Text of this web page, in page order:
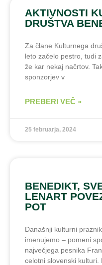
AKTIVNOSTI
DRUŠTVA
Za člane Kulturnega
leto začelo pestro, tudi
že kar nekaj načrtov.
sponzorjev v
PREBERI VEČ »
25 februarja, 2024
BENEDIKT,
LENART
POT
Današnji kulturni
imenujemo – pomeni
največjega pesnika
celotni slovenski